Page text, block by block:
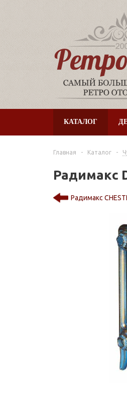
КАТАЛОГ
Главная - Каталог -
Радимакс
Радимакс